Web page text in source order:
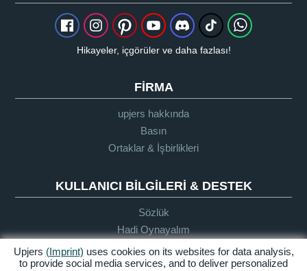
Hikayeler, içgörüler ve daha fazlası!
FIRMA
upjers hakkında
Basın
Ortaklar & İşbirlikleri
KULLANICI BILGILERI & DESTEK
Sözlük
Hadi Oynayalım
Destek
Upjers (Imprint) uses cookies on its websites for data analysis,
to provide social media services, and to deliver personalized